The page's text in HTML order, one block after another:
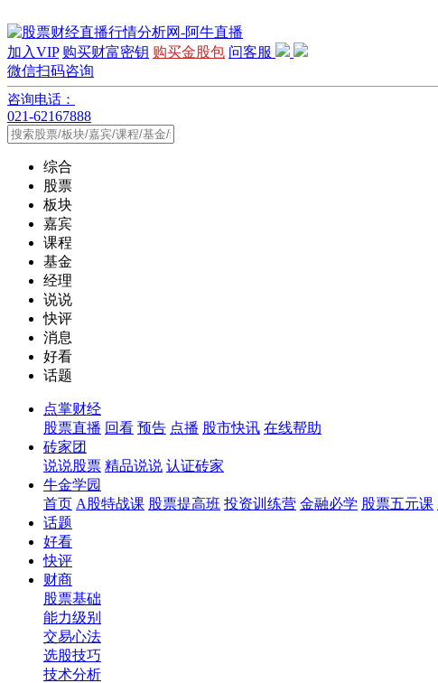
加入VIP 购买财富密钥 购买金股包 问客服
微信扫码咨询
咨询电话：
021-62167888
综合
股票
板块
嘉宾
课程
基金
经理
说说
快评
消息
好看
话题
点掌财经
股票直播 回看 预告 点播 股市快讯 在线帮助
砖家团
说说股票 精品说说 认证砖家
牛金学园
首页 A股特战课 股票提高班 投资训练营 金融必学 股票五元课
话题
好看
快评
财商
股票基础
能力级别
交易心法
选股技巧
技术分析